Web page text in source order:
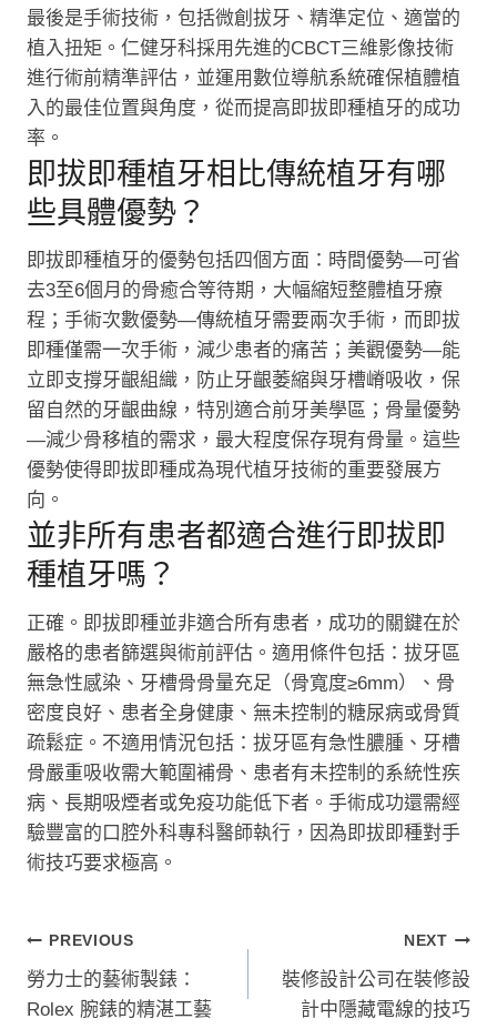
最後是手術技術，包括微創拔牙、精準定位、適當的
植入扭矩。仁健牙科採用先進的CBCT三維影像技術
進行術前精準評估，並運用數位導航系統確保植體植
入的最佳位置與角度，從而提高即拔即種植牙的成功
率。
即拔即種植牙相比傳統植牙有哪
些具體優勢？
即拔即種植牙的優勢包括四個方面：時間優勢—可省
去3至6個月的骨癒合等待期，大幅縮短整體植牙療
程；手術次數優勢—傳統植牙需要兩次手術，而即拔
即種僅需一次手術，減少患者的痛苦；美觀優勢—能
立即支撐牙齦組織，防止牙齦萎縮與牙槽嵴吸收，保
留自然的牙齦曲線，特別適合前牙美學區；骨量優勢
—減少骨移植的需求，最大程度保存現有骨量。這些
優勢使得即拔即種成為現代植牙技術的重要發展方
向。
並非所有患者都適合進行即拔即
種植牙嗎？
正確。即拔即種並非適合所有患者，成功的關鍵在於
嚴格的患者篩選與術前評估。適用條件包括：拔牙區
無急性感染、牙槽骨骨量充足（骨寬度≥6mm）、骨
密度良好、患者全身健康、無未控制的糖尿病或骨質
疏鬆症。不適用情況包括：拔牙區有急性膿腫、牙槽
骨嚴重吸收需大範圍補骨、患者有未控制的系統性疾
病、長期吸煙者或免疫功能低下者。手術成功還需經
驗豐富的口腔外科專科醫師執行，因為即拔即種對手
術技巧要求極高。
文
章
PREVIOUS
勞力士的藝術製錶：
Rolex 腕錶的精湛工藝
NEXT
裝修設計公司在裝修設
計中隱藏電線的技巧